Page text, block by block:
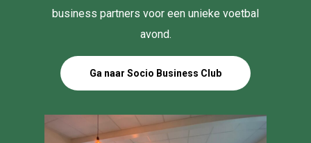
business partners voor een unieke voetbal
avond.
Ga naar Socio Business Club